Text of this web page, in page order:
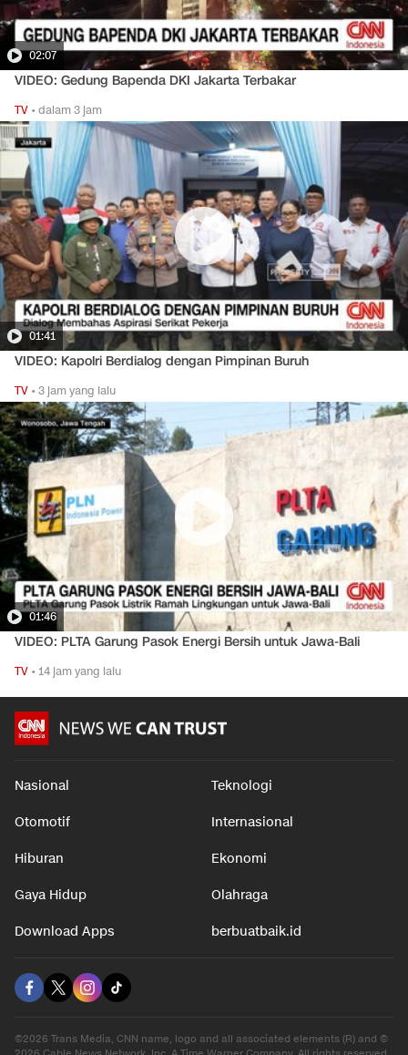
02:07
VIDEO: Gedung Bapenda DKI Jakarta Terbakar
TV •dalam 3 jam
01:41
VIDEO: Kapolri Berdialog dengan Pimpinan Buruh
TV •3 jam yang lalu
01:46
VIDEO: PLTA Garung Pasok Energi Bersih untuk Jawa-Bali
TV •14 jam yang lalu
Nasional Teknologi
Otomotif Internasional
Hiburan Ekonomi
Gaya Hidup Olahraga
Download Apps berbuatbaik.id
©2026 Trans Media, CNN name, logo and all associated elements (R) and ©